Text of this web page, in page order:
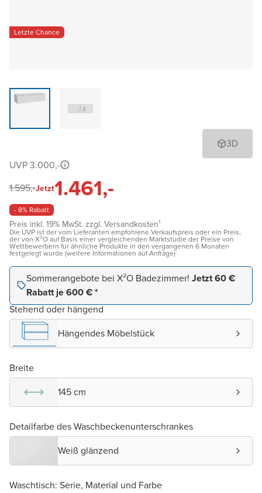
Letzte Chance
3D
UVP 3.000,-
1.595,-Jetzt1.461,-
- 8% Rabatt
Preis inkl. 19% MwSt. zzgl. Versandkosten¹
Die UVP ist der vom Lieferanten empfohlene Verkaufspreis oder ein Preis,
der von X²O auf Basis einer vergleichenden Marktstudie der Preise von
Wettbewerbern für ähnliche Produkte in den vergangenen 6 Monaten
festgelegt wurde (weitere Informationen auf Anfrage)
Sommerangebote bei X²O Badezimmer! Jetzt 60 €
Rabatt je 600 € *
Stehend oder hängend
Hängendes Möbelstück
Breite
145 cm
Detailfarbe des Waschbeckenunterschrankes
Weiß glänzend
Waschtisch: Serie, Material und Farbe